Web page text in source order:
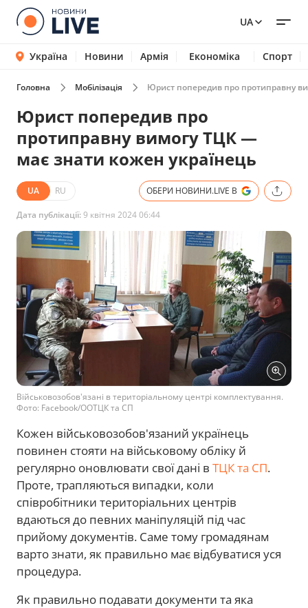
UA
Україна Новини Армія Економіка Спорт
Головна Мобілізація Юрист попередив про протиправну
Юрист попередив про
протиправну вимогу ТЦК —
має знати кожен українець
UA RU ОБЕРИ НОВИНИ.LIVE В
Дата публікації:9 квітня 2024 06:44
Військовозобов'язані в територіальному центрі комплектування.
Фото: Facebook/OOТЦК та СП
Кожен військовозобов'язаний українець
повинен стояти на військовому обліку й
регулярно оновлювати свої дані в ТЦК та СП.
Проте, трапляються випадки, коли
співробітники територіальних центрів
вдаються до певних маніпуляцій під час
прийому документів. Саме тому громадянам
варто знати, як правильно має відбуватися уся
процедура.
Як правильно подавати документи та яка